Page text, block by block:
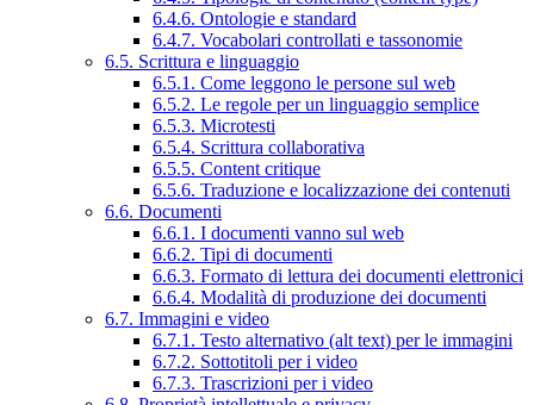
6.4.6. Ontologie e standard
6.4.7. Vocabolari controllati e tassonomie
6.5. Scrittura e linguaggio
6.5.1. Come leggono le persone sul web
6.5.2. Le regole per un linguaggio semplice
6.5.3. Microtesti
6.5.4. Scrittura collaborativa
6.5.5. Content critique
6.5.6. Traduzione e localizzazione dei contenuti
6.6. Documenti
6.6.1. I documenti vanno sul web
6.6.2. Tipi di documenti
6.6.3. Formato di lettura dei documenti elettronici
6.6.4. Modalità di produzione dei documenti
6.7. Immagini e video
6.7.1. Testo alternativo (alt text) per le immagini
6.7.2. Sottotitoli per i video
6.7.3. Trascrizioni per i video